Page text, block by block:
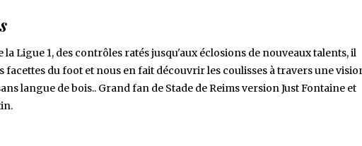
la Ligue 1, des contrôles ratés jusqu'aux éclosions de nouveaux talents, il
facettes du foot et nous en fait découvrir les coulisses à travers une
langue de bois.. Grand fan de Stade de Reims version Just Fontaine et